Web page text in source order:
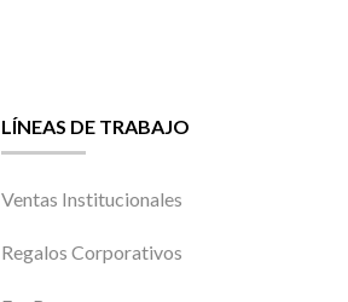
LÍNEAS DE TRABAJO
Ventas Institucionales
Regalos Corporativos